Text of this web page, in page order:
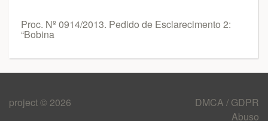
Proc. Nº 0914/2013. Pedido de Esclarecimento 2:
“Bobina
project © 2026
DMCA / GDPR
Abuso